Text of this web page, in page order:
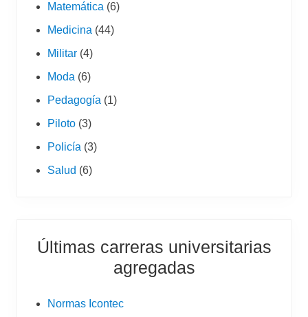
Matemática (6)
Medicina (44)
Militar (4)
Moda (6)
Pedagogía (1)
Piloto (3)
Policía (3)
Salud (6)
Últimas carreras universitarias
agregadas
Normas Icontec